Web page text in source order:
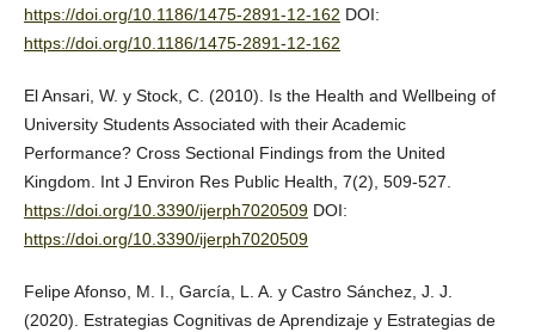
https://doi.org/10.1186/1475-2891-12-162 DOI:
https://doi.org/10.1186/1475-2891-12-162
El Ansari, W. y Stock, C. (2010). Is the Health and Wellbeing of
University Students Associated with their Academic
Performance? Cross Sectional Findings from the United
Kingdom. Int J Environ Res Public Health, 7(2), 509-527.
https://doi.org/10.3390/ijerph7020509DOI:
https://doi.org/10.3390/ijerph7020509
Felipe Afonso, M. I., García, L. A. y Castro Sánchez, J. J.
(2020). Estrategias Cognitivas de Aprendizaje y Estrategias de